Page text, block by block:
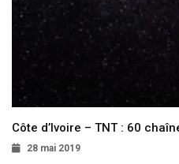
Côte d’Ivoire – TNT : 60
28 mai 2019